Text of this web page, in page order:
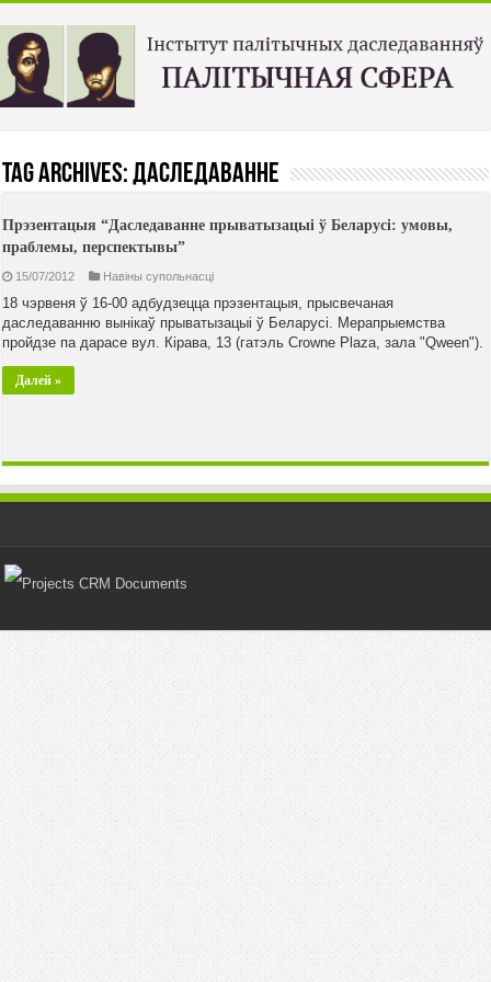
Tag Archives:даследаванне
Прэзентацыя “Даследаванне прыватызацыі ў Беларусі: умовы,
праблемы, перспектывы”
15/07/2012 Навiны супольнасцi
18 чэрвеня ў 16-00 адбудзецца прэзентацыя, прысвечаная
даследаванню вынікаў прыватызацыі ў Беларусі. Мерапрыемства
пройдзе па дарасе вул. Кірава, 13 (гатэль Crowne Plaza, зала "Qween").
Далей »